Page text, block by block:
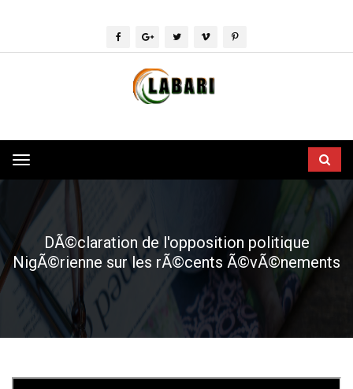
Toggle
navigation
DÃ©claration de l'opposition politique
NigÃ©rienne sur les rÃ©cents Ã©vÃ©nements